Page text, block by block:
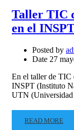
Taller TIC
en el
Posted by
Date 27
En el taller de TIC
INSPT (Instituto
UTN
READ MORE